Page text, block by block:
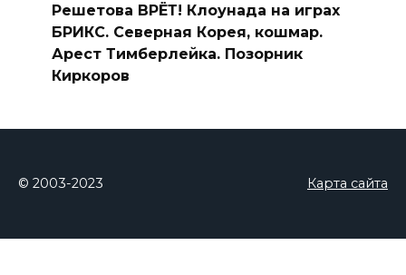
Решетова ВРЁТ! Клоунада на играх
БРИКС. Северная Корея, кошмар.
Арест Тимберлейка. Позорник
Киркоров
© 2003-2023 Карта сайта